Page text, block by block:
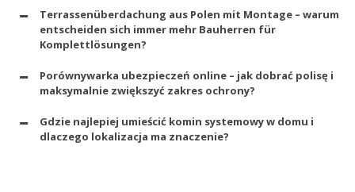
Terrassenüberdachung aus Polen mit Montage – warum
entscheiden sich immer mehr Bauherren für
Komplettlösungen?
Porównywarka ubezpieczeń online – jak dobrać polisę i
maksymalnie zwiększyć zakres ochrony?
Gdzie najlepiej umieścić komin systemowy w domu i
dlaczego lokalizacja ma znaczenie?